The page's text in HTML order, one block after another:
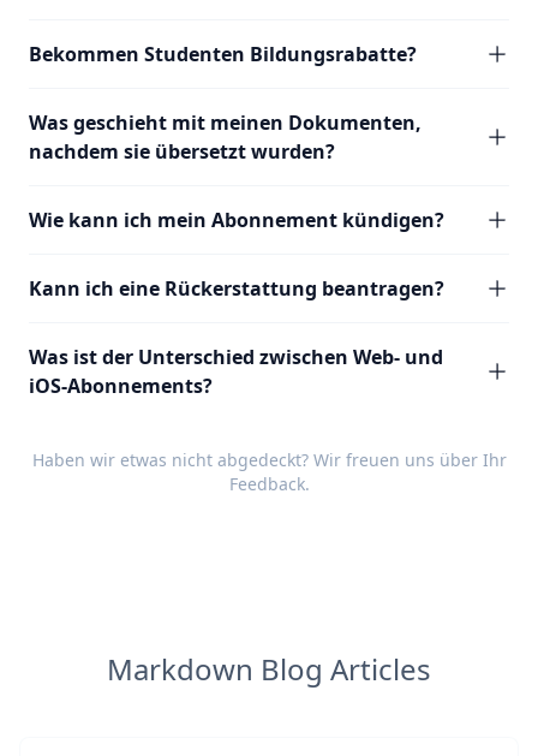
Bekommen Studenten Bildungsrabatte?
Was geschieht mit meinen Dokumenten,
nachdem sie übersetzt wurden?
Wie kann ich mein Abonnement kündigen?
Kann ich eine Rückerstattung beantragen?
Was ist der Unterschied zwischen Web- und
iOS-Abonnements?
Haben wir etwas nicht abgedeckt? Wir freuen uns über Ihr
Feedback.
Markdown Blog Articles